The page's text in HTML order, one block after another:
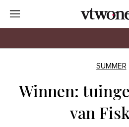
SUMMER
Winnen:
van